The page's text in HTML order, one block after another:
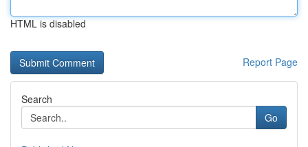
HTML is disabled
Report Page
Search
Go